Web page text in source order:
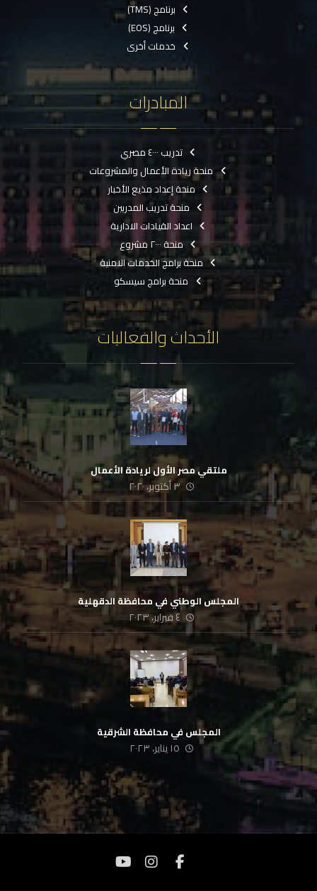
برنامج (TMS)
برنامج (EOS)
خدمات أخرى
المبادرات
تدريب ٤٠٠٠ مصري
منحة ريادة الأعمال والمشروعات
منحة إعداد مذيع الأخبار
منحة تدريب المدربين
اعداد القيادات الادارية
منحة ٢٠٠٠ مشروع
منحة برامج الخدمات الامنية
منحة برامج سيسكو
الأحداث والفعاليات
ملتقي مصر الأول لريادة الأعمال
٣ أكتوبر، ٢٠٢٠
المجلس الوطني في محافظة الدقهلية
٤ فبراير، ٢٠٢٣
المجلس في محافظة الشرقية
١٥ يناير، ٢٠٢٣